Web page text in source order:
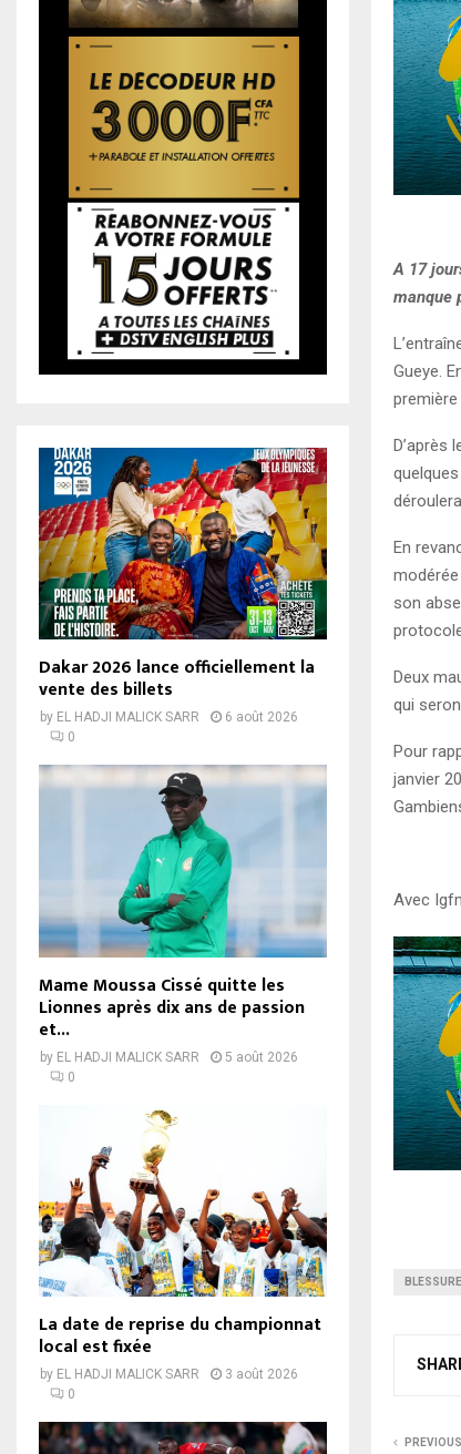
A 17
manque
Gueye.
D’après
En
son
Deux
qui
Pour
janvier
Avec
Dakar 2026 lance officiellement la
vente des billets
by EL HADJI MALICK SARR
6 août 2026
0
Mame Moussa Cissé quitte les
Lionnes après dix ans de passion
et...
by EL HADJI MALICK SARR
5 août 2026
0
La date de reprise du championnat
local est fixée
by EL HADJI MALICK SARR
3 août 2026
0